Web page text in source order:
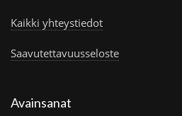
Kaikki yhteystiedot
Saavutettavuusseloste
Avainsanat